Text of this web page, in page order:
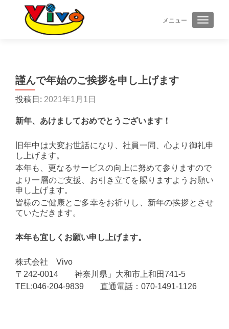
メニュー ナビゲ
謹んで年始のご挨拶を申し上げます
投稿日: 2021年1月1日
新年、あけましておめでとうございます！
旧年中は大変お世話になり、社員一同、心より御礼申
し上げます。
本年も、更なるサービスの向上に努めて参りますので
より一層のご支援、お引き立てを賜りますようお願い
申し上げます。
皆様のご健康とご多幸をお祈りし、新年の挨拶とさせ
ていただきます。
本年も宜しくお願い申し上げます。
株式会社 Vivo
〒242-0014 神奈川県」大和市上和田741-5
TEL:046-204-9839 直通電話：070-1491-1126